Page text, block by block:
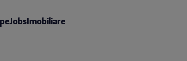
eJobsImobiliare